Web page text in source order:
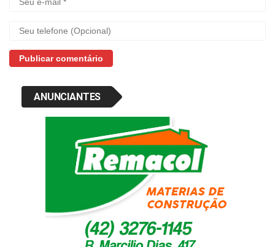
ANUNCIANTES